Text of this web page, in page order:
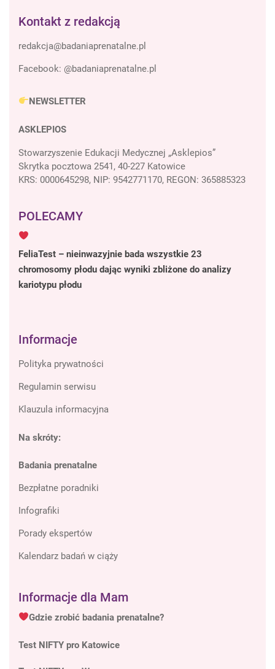
Kontakt z redakcją
Facebook: @badaniaprenatalne.pl
NEWSLETTER
ASKLEPIOS
Stowarzyszenie Edukacji Medycznej „Asklepios”
Skrytka pocztowa 2541, 40-227 Katowice
KRS: 0000645298, NIP: 9542771170, REGON: 365885323
POLECAMY
FeliaTest – nieinwazyjnie bada wszystkie 23
chromosomy płodu dając wyniki zbliżone do analizy
kariotypu płodu
Informacje
Polityka prywatności
Regulamin serwisu
Klauzula informacyjna
Na skróty:
Badania prenatalne
Bezpłatne poradniki
Infografiki
Porady ekspertów
Kalendarz badań w ciąży
Informacje dla Mam
Gdzie zrobić badania prenatalne?
Test NIFTY pro Katowice